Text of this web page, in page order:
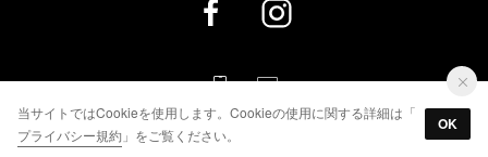
Copyright © Orobianco Japan. All rights reserved.
当サイトではCookieを使用します。Cookieの使用に関する詳細は「
プライバシー規約 」をご覧ください。
OK